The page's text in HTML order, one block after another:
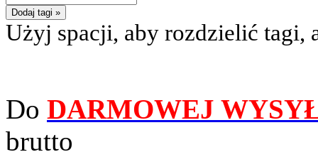
Dodaj tagi »
Użyj spacji, aby rozdzielić tagi,
Do DARMOWEJ
brutto